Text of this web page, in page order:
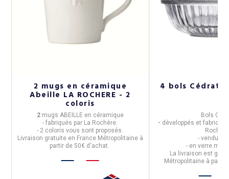
2 mugs en céramique
Abeille LA ROCHERE - 2
coloris
2 mugs ABEILLE en céramique
- fabriqués par La Rochère.
- 2 coloris vous sont proposés.
Livraison gratuite en France Métropolitaine à
partir de 50€ d'achat.
4 bols Cédrat
Bols
- développés et
Rochère
- vendus
- enverre
La livraison est
Métropolitaine à partir